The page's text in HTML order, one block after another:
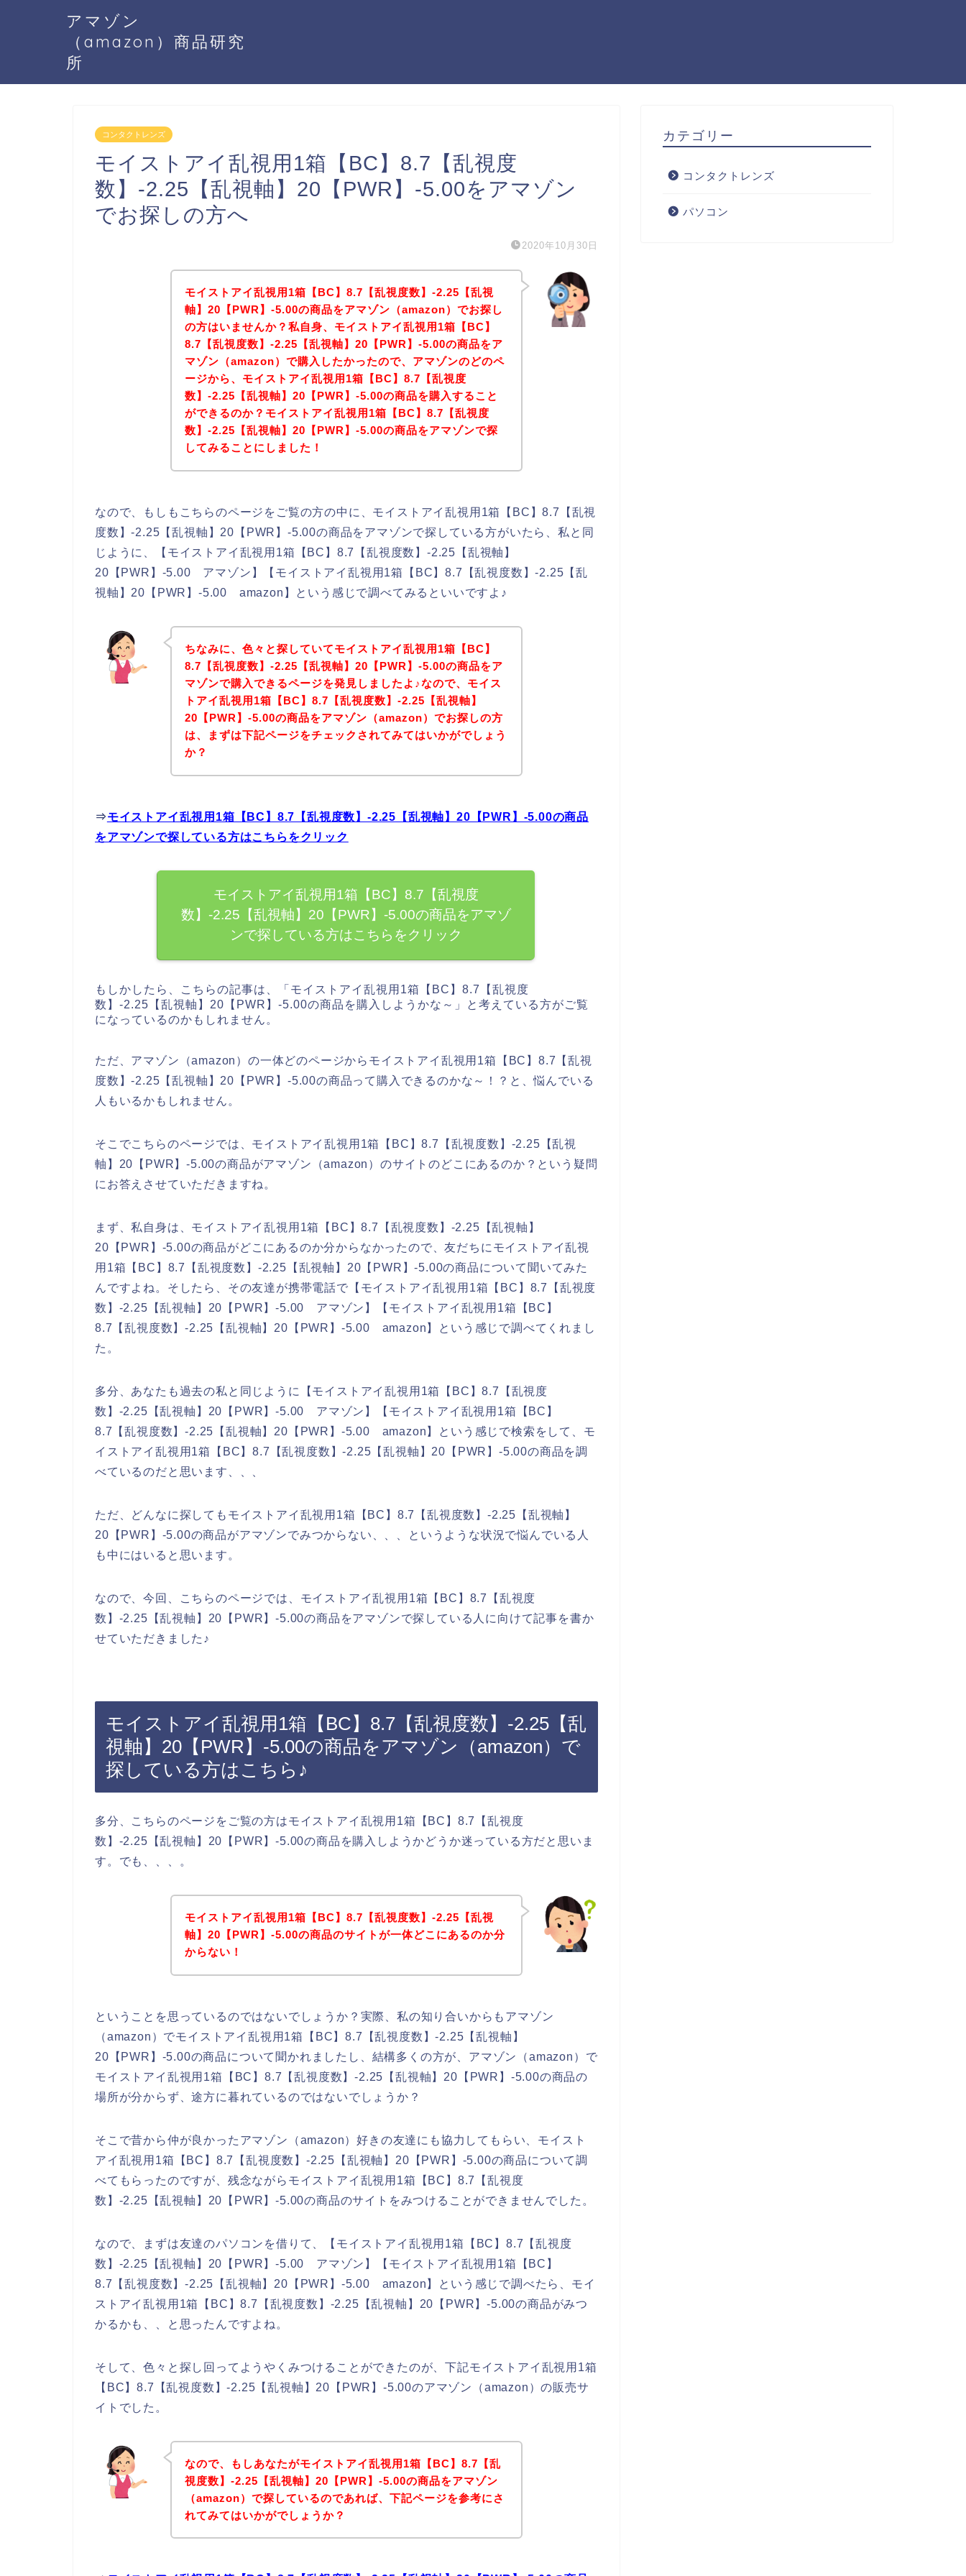
アマゾン
（amazon）商品研究
所
コンタクトレンズ
モイストアイ乱視用1箱【BC】8.7【乱視度
数】-2.25【乱視軸】20【PWR】-5.00をアマゾン
でお探しの方へ
2020年10月30日
モイストアイ乱視用1箱【BC】8.7【乱視度数】-2.25【乱視
軸】20【PWR】-5.00の商品をアマゾン（amazon）でお探し
の方はいませんか？私自身、モイストアイ乱視用1箱【BC】
8.7【乱視度数】-2.25【乱視軸】20【PWR】-5.00の商品をア
マゾン（amazon）で購入したかったので、アマゾンのどのペ
ージから、モイストアイ乱視用1箱【BC】8.7【乱視度
数】-2.25【乱視軸】20【PWR】-5.00の商品を購入すること
ができるのか？モイストアイ乱視用1箱【BC】8.7【乱視度
数】-2.25【乱視軸】20【PWR】-5.00の商品をアマゾンで探
してみることにしました！
なので、もしもこちらのページをご覧の方の中に、モイストアイ乱視用1箱【BC】8.7【乱視
度数】-2.25【乱視軸】20【PWR】-5.00の商品をアマゾンで探している方がいたら、私と同
じように、【モイストアイ乱視用1箱【BC】8.7【乱視度数】-2.25【乱視軸】
20【PWR】-5.00 アマゾン】【モイストアイ乱視用1箱【BC】8.7【乱視度数】-2.25【乱
視軸】20【PWR】-5.00 amazon】という感じで調べてみるといいですよ♪
ちなみに、色々と探していてモイストアイ乱視用1箱【BC】
8.7【乱視度数】-2.25【乱視軸】20【PWR】-5.00の商品をア
マゾンで購入できるページを発見しましたよ♪なので、モイス
トアイ乱視用1箱【BC】8.7【乱視度数】-2.25【乱視軸】
20【PWR】-5.00の商品をアマゾン（amazon）でお探しの方
は、まずは下記ページをチェックされてみてはいかがでしょう
か？
⇒モイストアイ乱視用1箱【BC】8.7【乱視度数】-2.25【乱視軸】20【PWR】-5.00の商品
をアマゾンで探している方はこちらをクリック
モイストアイ乱視用1箱【BC】8.7【乱視度
数】-2.25【乱視軸】20【PWR】-5.00の商品をアマゾ
ンで探している方はこちらをクリック
もしかしたら、こちらの記事は、「モイストアイ乱視用1箱【BC】8.7【乱視度
数】-2.25【乱視軸】20【PWR】-5.00の商品を購入しようかな～」と考えている方がご覧
になっているのかもしれません。
ただ、アマゾン（amazon）の一体どのページからモイストアイ乱視用1箱【BC】8.7【乱視
度数】-2.25【乱視軸】20【PWR】-5.00の商品って購入できるのかな～！？と、悩んでいる
人もいるかもしれません。
そこでこちらのページでは、モイストアイ乱視用1箱【BC】8.7【乱視度数】-2.25【乱視
軸】20【PWR】-5.00の商品がアマゾン（amazon）のサイトのどこにあるのか？という疑問
にお答えさせていただきますね。
まず、私自身は、モイストアイ乱視用1箱【BC】8.7【乱視度数】-2.25【乱視軸】
20【PWR】-5.00の商品がどこにあるのか分からなかったので、友だちにモイストアイ乱視
用1箱【BC】8.7【乱視度数】-2.25【乱視軸】20【PWR】-5.00の商品について聞いてみた
んですよね。そしたら、その友達が携帯電話で【モイストアイ乱視用1箱【BC】8.7【乱視度
数】-2.25【乱視軸】20【PWR】-5.00 アマゾン】【モイストアイ乱視用1箱【BC】
8.7【乱視度数】-2.25【乱視軸】20【PWR】-5.00 amazon】という感じで調べてくれまし
た。
多分、あなたも過去の私と同じように【モイストアイ乱視用1箱【BC】8.7【乱視度
数】-2.25【乱視軸】20【PWR】-5.00 アマゾン】【モイストアイ乱視用1箱【BC】
8.7【乱視度数】-2.25【乱視軸】20【PWR】-5.00 amazon】という感じで検索をして、モ
イストアイ乱視用1箱【BC】8.7【乱視度数】-2.25【乱視軸】20【PWR】-5.00の商品を調
べているのだと思います、、、
ただ、どんなに探してもモイストアイ乱視用1箱【BC】8.7【乱視度数】-2.25【乱視軸】
20【PWR】-5.00の商品がアマゾンでみつからない、、、というような状況で悩んでいる人
も中にはいると思います。
なので、今回、こちらのページでは、モイストアイ乱視用1箱【BC】8.7【乱視度
数】-2.25【乱視軸】20【PWR】-5.00の商品をアマゾンで探している人に向けて記事を書か
せていただきました♪
モイストアイ乱視用1箱【BC】8.7【乱視度数】-2.25【乱
視軸】20【PWR】-5.00の商品をアマゾン（amazon）で
探している方はこちら♪
多分、こちらのページをご覧の方はモイストアイ乱視用1箱【BC】8.7【乱視度
数】-2.25【乱視軸】20【PWR】-5.00の商品を購入しようかどうか迷っている方だと思いま
す。でも、、、。
モイストアイ乱視用1箱【BC】8.7【乱視度数】-2.25【乱視
軸】20【PWR】-5.00の商品のサイトが一体どこにあるのか分
からない！
ということを思っているのではないでしょうか？実際、私の知り合いからもアマゾン
（amazon）でモイストアイ乱視用1箱【BC】8.7【乱視度数】-2.25【乱視軸】
20【PWR】-5.00の商品について聞かれましたし、結構多くの方が、アマゾン（amazon）で
モイストアイ乱視用1箱【BC】8.7【乱視度数】-2.25【乱視軸】20【PWR】-5.00の商品の
場所が分からず、途方に暮れているのではないでしょうか？
そこで昔から仲が良かったアマゾン（amazon）好きの友達にも協力してもらい、モイスト
アイ乱視用1箱【BC】8.7【乱視度数】-2.25【乱視軸】20【PWR】-5.00の商品について調
べてもらったのですが、残念ながらモイストアイ乱視用1箱【BC】8.7【乱視度
数】-2.25【乱視軸】20【PWR】-5.00の商品のサイトをみつけることができませんでした。
なので、まずは友達のパソコンを借りて、【モイストアイ乱視用1箱【BC】8.7【乱視度
数】-2.25【乱視軸】20【PWR】-5.00 アマゾン】【モイストアイ乱視用1箱【BC】
8.7【乱視度数】-2.25【乱視軸】20【PWR】-5.00 amazon】という感じで調べたら、モイ
ストアイ乱視用1箱【BC】8.7【乱視度数】-2.25【乱視軸】20【PWR】-5.00の商品がみつ
かるかも、、と思ったんですよね。
そして、色々と探し回ってようやくみつけることができたのが、下記モイストアイ乱視用1箱
【BC】8.7【乱視度数】-2.25【乱視軸】20【PWR】-5.00のアマゾン（amazon）の販売サ
イトでした。
なので、もしあなたがモイストアイ乱視用1箱【BC】8.7【乱
視度数】-2.25【乱視軸】20【PWR】-5.00の商品をアマゾン
（amazon）で探しているのであれば、下記ページを参考にさ
れてみてはいかがでしょうか？
カテゴリー
コンタクトレンズ
パソコン